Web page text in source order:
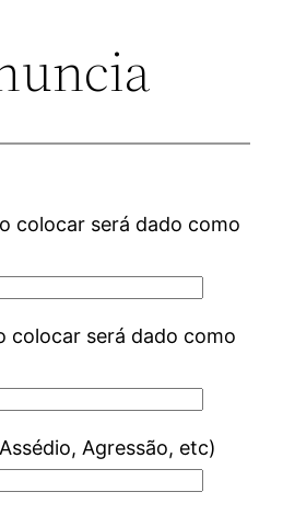
colocar será dado como
colocar será dado como
Agressão, etc)